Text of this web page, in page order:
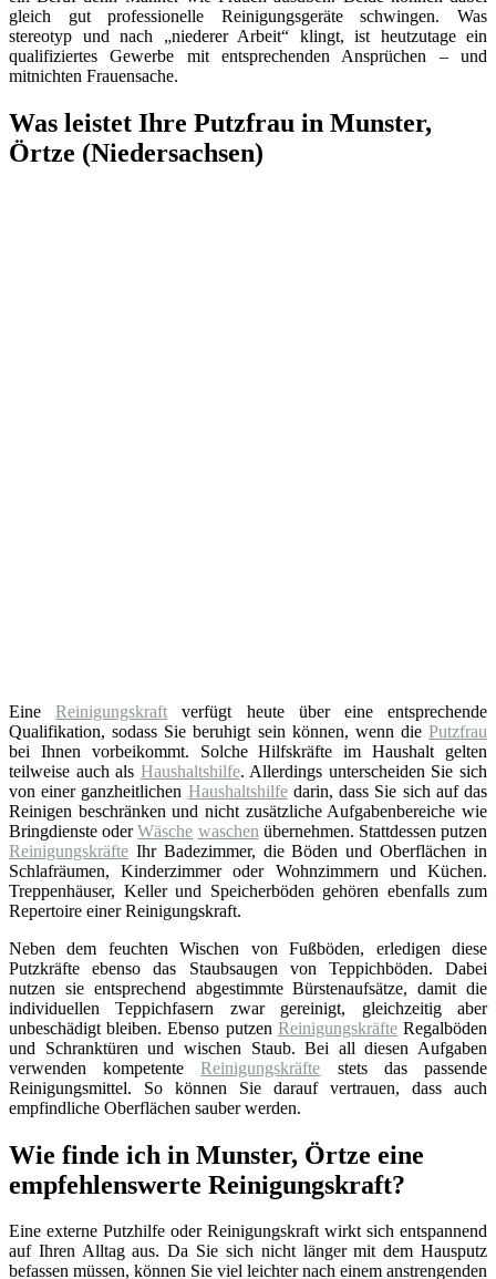
gleich gut professionelle Reinigungsgeräte schwingen. Was
stereotyp und nach „niederer Arbeit“ klingt, ist heutzutage ein
qualifiziertes Gewerbe mit entsprechenden Ansprüchen – und
mitnichten Frauensache.
Was leistet Ihre Putzfrau in Munster,
Örtze (Niedersachsen)
EineReinigungskraft verfügt heute über eine entsprechende
Qualifikation, sodass Sie beruhigt sein können, wenn die Putzfrau
bei Ihnen vorbeikommt. Solche Hilfskräfte im Haushalt gelten
teilweise auch als Haushaltshilfe. Allerdings unterscheiden Sie sich
von einer ganzheitlichen Haushaltshilfedarin, dass Sie sich auf das
Reinigen beschränken und nicht zusätzliche Aufgabenbereiche wie
Bringdienste oderWäsche waschen übernehmen. Stattdessen putzen
Reinigungskräfte Ihr Badezimmer, die Böden und Oberflächen in
Schlafräumen, Kinderzimmer oder Wohnzimmern und Küchen.
Treppenhäuser, Keller und Speicherböden gehören ebenfalls zum
Repertoire einer Reinigungskraft.
Neben dem feuchten Wischen von Fußböden, erledigen diese
Putzkräfte ebenso das Staubsaugen von Teppichböden. Dabei
nutzen sie entsprechend abgestimmte Bürstenaufsätze, damit die
individuellen Teppichfasern zwar gereinigt, gleichzeitig aber
unbeschädigt bleiben. Ebenso putzen ReinigungskräfteRegalböden
und Schranktüren und wischen Staub. Bei all diesen Aufgaben
verwenden kompetenteReinigungskräfte stets das passende
Reinigungsmittel. So können Sie darauf vertrauen, dass auch
empfindliche Oberflächen sauber werden.
Wie finde ich in Munster, Örtze eine
empfehlenswerte Reinigungskraft?
Eine externe Putzhilfe oder Reinigungskraft wirkt sich entspannend
auf Ihren Alltag aus. Da Sie sich nicht länger mit dem Hausputz
befassen müssen, können Sie viel leichter nach einem anstrengenden